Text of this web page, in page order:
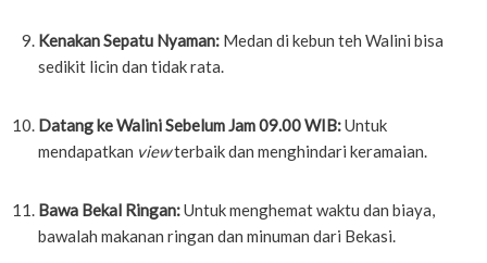
Kenakan Sepatu Nyaman: Medan di kebun teh Walini bisa
sedikit licin dan tidak rata.
Datang ke Walini Sebelum Jam 09.00 WIB:Untuk
mendapatkan viewterbaik dan menghindari keramaian.
Bawa Bekal Ringan:Untuk menghemat waktu dan biaya,
bawalah makanan ringan dan minuman dari Bekasi.